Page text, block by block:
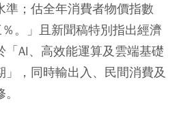
準；估全年消費者物價指數
％。」且新聞稿特別指出經濟
「AI、高效能運算及雲端基礎
，同時輸出入、民間消費及